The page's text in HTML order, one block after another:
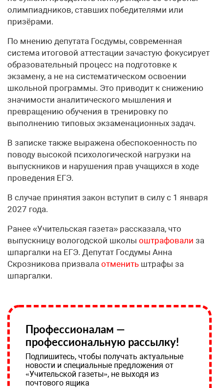
олимпиадников, ставших победителями или
призёрами.
По мнению депутата Госдумы, современная
система итоговой аттестации зачастую фокусирует
образовательный процесс на подготовке к
экзамену, а не на систематическом освоении
школьной программы. Это приводит к снижению
значимости аналитического мышления и
превращению обучения в тренировку по
выполнению типовых экзаменационных задач.
В записке также выражена обеспокоенность по
поводу высокой психологической нагрузки на
выпускников и нарушения прав учащихся в ходе
проведения ЕГЭ.
В случае принятия закон вступит в силу с 1 января
2027 года.
Ранее «Учительская газета» рассказала, что
выпускницу вологодской школы оштрафовали за
шпаргалки на ЕГЭ. Депутат Госдумы Анна
Скрозникова призвала отменить штрафы за
шпаргалки.
Профессионалам —
профессиональную рассылку!
Подпишитесь, чтобы получать актуальные
новости и специальные предложения от
«Учительской газеты», не выходя из
почтового ящика